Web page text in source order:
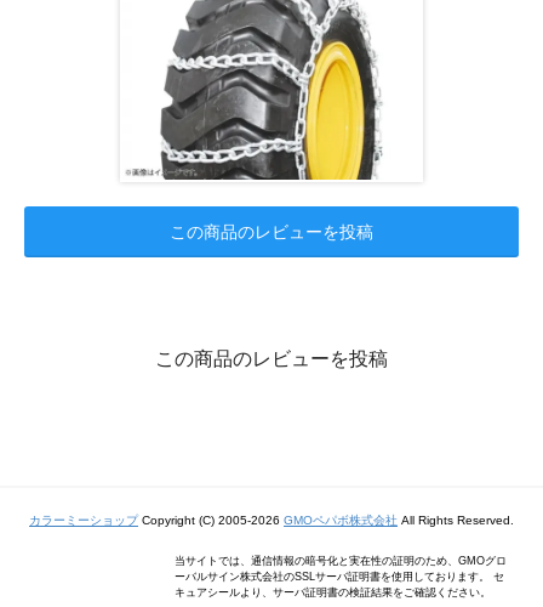
この商品のレビューを投稿
この商品のレビューを投稿
カラーミーショップCopyright (C) 2005-2026 GMOペパボ株式会社 All Rights Reserved.
当サイトでは、通信情報の暗号化と実在性の証明のため、GMOグロ
ーバルサイン株式会社のSSLサーバ証明書を使用しております。 セ
キュアシールより、サーバ証明書の検証結果をご確認ください。